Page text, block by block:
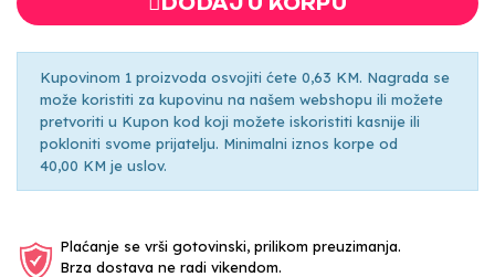
Kupovinom 1 proizvoda osvojiti ćete 0,63 KM. Nagrada se
može koristiti za kupovinu na našem webshopu ili možete
pretvoriti u Kupon kod koji možete iskoristiti kasnije ili
pokloniti svome prijatelju. Minimalni iznos korpe od
40,00 KM je uslov.
Plaćanje se vrši gotovinski, prilikom preuzimanja.
Brza dostava ne radi vikendom.